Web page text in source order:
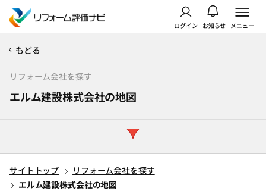
ログイン お知らせ メニュー
もどる
リフォーム会社を探す
エルム建設株式会社の地図
サイトトップ
リフォーム会社を探す
エルム建設株式会社の地図